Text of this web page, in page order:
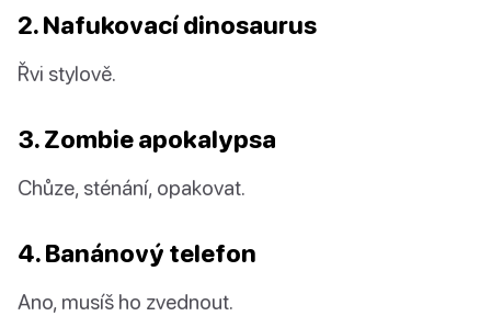
2. Nafukovací dinosaurus
Řvi stylově.
3. Zombie apokalypsa
Chůze, sténání, opakovat.
4. Banánový telefon
Ano, musíš ho zvednout.